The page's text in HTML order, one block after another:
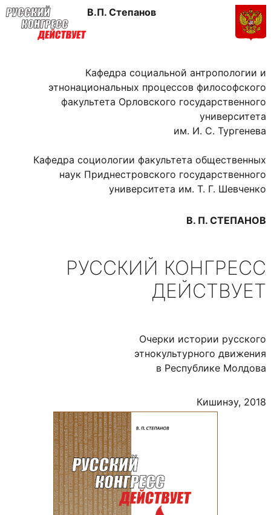
В.П. Степанов
Кафедра социальной антропологии и
этнонациональных процессов философского
факультета Орловского государственного
университета
им. И. С. Тургенева
Кафедра социологии факультета общественных
наук Приднестровского государственного
университета им. Т. Г. Шевченко
В. П. СТЕПАНОВ
РУССКИЙ КОНГРЕСС
ДЕЙСТВУЕТ
Очерки истории русского
этнокультурного движения
в Республике Молдова
Кишинэу, 2018